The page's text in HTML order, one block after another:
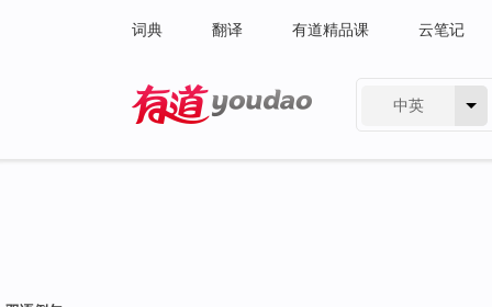
词典 翻译 有道精品课 云笔记
中英